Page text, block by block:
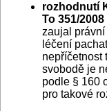
rozhodnutí
To 351/
zaujal
léčení
nepříčetnost
svobodě je
podle § 160
pro takové